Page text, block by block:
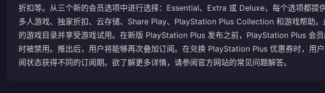
折扣等。从三个新的会员选项中进行选择：Essential、Extra 或 Deluxe，每个选项都提
多人游戏、独家折扣、云存储、Share Play、PlayStation Plus Collection 和游戏帮助。
的游戏目录并享受游戏试用。在新版 PlayStation Plus 发布之前，PlayStation Plus 会
时被禁用。推出后，用户将能够再次叠加订阅。在兑换 PlayStation Plus 优惠券时，用
阅状态获得不同的订阅期。欲了解更多详情，请参阅官方网站的常见问题解答。